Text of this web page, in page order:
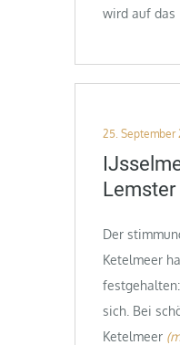
wird auf das
Posted
on
25. September
Lemster
Der
Ketelmeer
sich. Bei
Ketelmeer